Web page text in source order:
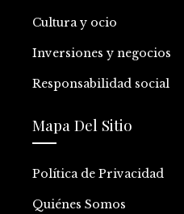
Cultura y ocio
Inversiones y negocios
Responsabilidad social
Mapa Del Sitio
Política de Privacidad
Quiénes Somos